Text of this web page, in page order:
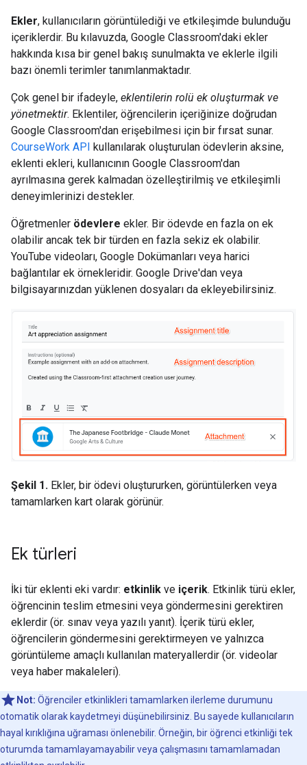
Ekler, kullanıcıların görüntülediği ve etkileşimde bulunduğu
içeriklerdir. Bu kılavuzda, Google Classroom'daki ekler
hakkında kısa bir genel bakış sunulmakta ve eklerle ilgili
bazı önemli terimler tanımlanmaktadır.
Çok genel bir ifadeyle, eklentilerin rolü ek oluşturmak ve
yönetmektir. Eklentiler, öğrencilerin içeriğinize doğrudan
Google Classroom'dan erişebilmesi için bir fırsat sunar.
CourseWork API kullanılarak oluşturulan ödevlerin aksine,
eklenti ekleri, kullanıcının Google Classroom'dan
ayrılmasına gerek kalmadan özelleştirilmiş ve etkileşimli
deneyimlerinizi destekler.
Öğretmenler ödevlere ekler. Bir ödevde en fazla on ek
olabilir ancak tek bir türden en fazla sekiz ek olabilir.
YouTube videoları, Google Dokümanları veya harici
bağlantılar ek örnekleridir. Google Drive'dan veya
bilgisayarınızdan yüklenen dosyaları da ekleyebilirsiniz.
Şekil 1. Ekler, bir ödevi oluştururken, görüntülerken veya
tamamlarken kart olarak görünür.
Ek türleri
İki tür eklenti eki vardır: etkinlik ve içerik. Etkinlik türü ekler,
öğrencinin teslim etmesini veya göndermesini gerektiren
eklerdir (ör. sınav veya yazılı yanıt). İçerik türü ekler,
öğrencilerin göndermesini gerektirmeyen ve yalnızca
görüntüleme amaçlı kullanılan materyallerdir (ör. videolar
veya haber makaleleri).
Not: Öğrenciler etkinlikleri tamamlarken ilerleme durumunu
otomatik olarak kaydetmeyi düşünebilirsiniz. Bu sayede kullanıcıların
hayal kırıklığına uğraması önlenebilir. Örneğin, bir öğrenci etkinliği tek
oturumda tamamlayamayabilir veya çalışmasını tamamlamadan